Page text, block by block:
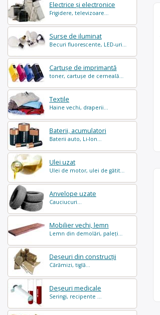
Electrice și electronice
Frigidere, televizoare...
Surse de iluminat
Becuri fluorescente, LED-uri...
Cartușe de imprimantă
toner, cartușe de cerneală...
Textile
Haine vechi, draperii...
Baterii, acumulatori
Baterii auto, Li-Ion...
Ulei uzat
Ulei de motor, ulei de gătit...
Anvelope uzate
Cauciucuri...
Mobilier vechi, lemn
Lemn din demolări, paleți...
Deșeuri din construcții
Cărămizi, tiglă...
Deșeuri medicale
Seringi, recipente ...